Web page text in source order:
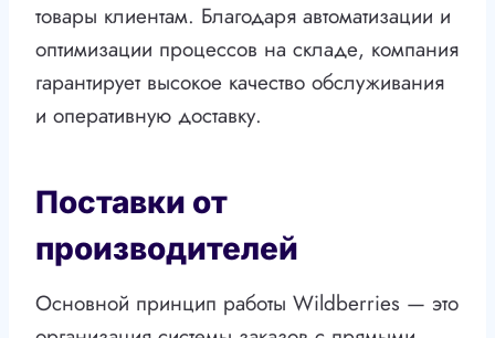
товары клиентам. Благодаря автоматизации и
оптимизации процессов на складе, компания
гарантирует высокое качество обслуживания
и оперативную доставку.
Поставки от
производителей
Основной принцип работы Wildberries — это